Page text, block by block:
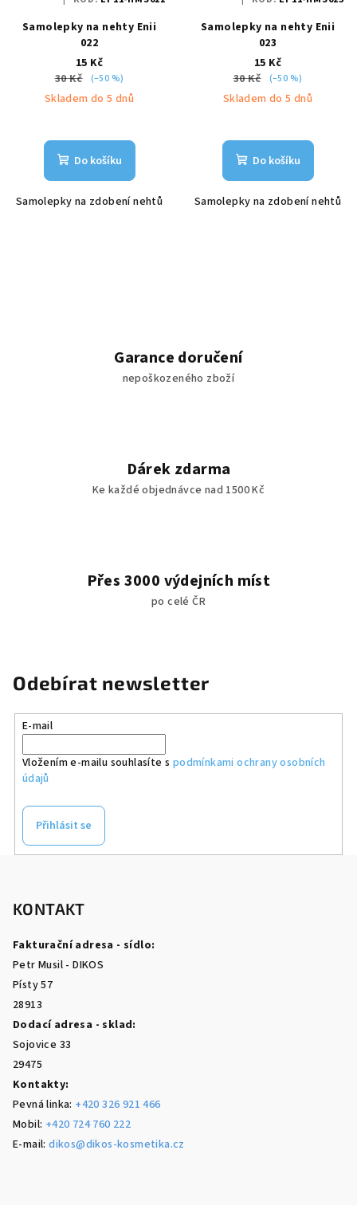
Samolepky na nehty Enii
022
15 Kč
30 Kč
(–50 %)
Skladem do 5 dnů
Do košíku
Samolepky na zdobení nehtů
Samolepky na nehty Enii
023
15 Kč
30 Kč
(–50 %)
Skladem do 5 dnů
Do košíku
Samolepky na zdobení nehtů
Garance doručení
nepoškozeného zboží
Dárek zdarma
Ke každé objednávce nad 1500 Kč
Přes 3000 výdejních míst
po celé ČR
Odebírat newsletter
E-mail
Vložením e-mailu souhlasíte s podmínkami ochrany osobních
údajů
Přihlásit se
KONTAKT
Fakturační adresa - sídlo:
Petr Musil - DIKOS
Písty 57
28913
Dodací adresa - sklad:
Sojovice 33
29475
Kontakty:
Pevná linka: +420 326 921 466
Mobil: +420 724 760 222
E-mail:dikos@dikos-kosmetika.cz